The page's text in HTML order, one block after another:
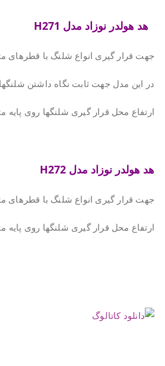
هد هولدر نوزاد مدل H271
جهت قرار گیری انواع شلنگ با قطرهای متفاوت، 4 جایگاه ثابت روی بدنه و نیز 9 جایگاه روی پایه
در این مدل جهت ثابت نگاه داشتن
ارتفاع محل قرار گیری شلنگها روی پایه متحرک به میزان 50
هد هولدر نوزاد مدل H272
جهت قرار گیری انواع شلنگ با قطرهای متفاوت، 4 جایگاه ثابت روی بدنه و نیز 9 جایگاه روی پایه
ارتفاع محل قرار گیری شلنگها روی پایه متحرک به میزان 50